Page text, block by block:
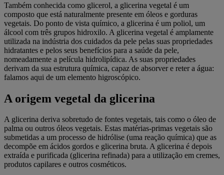
Também conhecida como glicerol, a glicerina vegetal é um
composto que está naturalmente presente em óleos e gorduras
vegetais. Do ponto de vista químico, a glicerina é um poliol, um
álcool com três grupos hidroxilo. A glicerina vegetal é amplamente
utilizada na indústria dos cuidados da pele pelas suas propriedades
hidratantes e pelos seus benefícios para a saúde da pele,
nomeadamente a película hidrolipídica. As suas propriedades
derivam da sua estrutura química, capaz de absorver e reter a água:
falamos aqui de um elemento higroscópico.
A origem vegetal da glicerina
A glicerina deriva sobretudo de fontes vegetais, tais como o óleo de
palma ou outros óleos vegetais. Estas matérias-primas vegetais são
submetidas a um processo de hidrólise (uma reação química) que as
decompõe em ácidos gordos e glicerina bruta. A glicerina é depois
extraída e purificada (glicerina refinada) para a utilização em cremes,
produtos capilares e outros cosméticos.